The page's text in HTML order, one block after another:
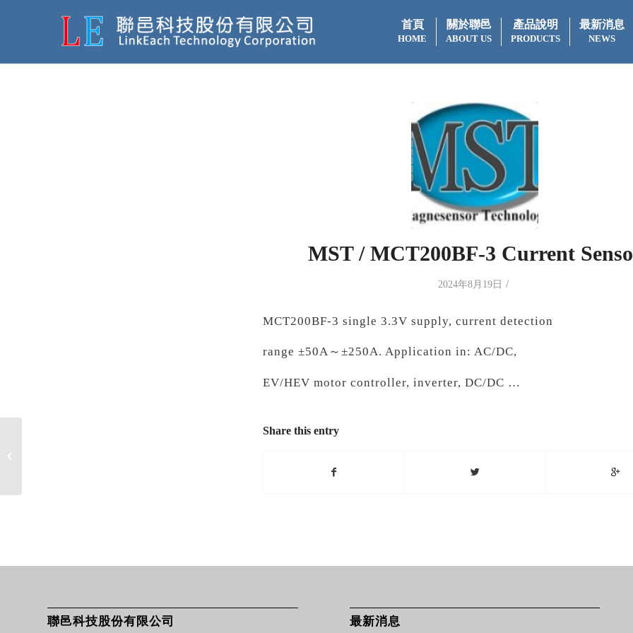
首頁
HOME
關於聯邑
ABOUT US
產品說明
PRODUCTS
最新消息
NEWS
MST / MCT200BF-3 Current
2024年8月19日 /
MCT200BF-3 single 3.3V supply, current detection
range ±50A～±250A. Application in: AC/DC,
EV/HEV motor controller, inverter, DC/DC …
Share this entry
聯邑科技股份有限公司 最新消息